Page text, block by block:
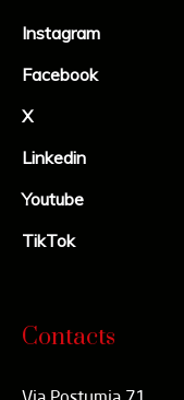
Instagram
Facebook
X
Linkedin
Youtube
TikTok
Contacts